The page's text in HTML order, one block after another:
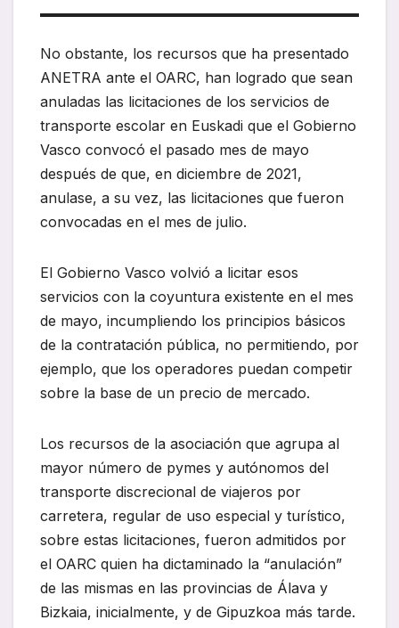
No obstante, los recursos que ha presentado
ANETRA ante el OARC, han logrado que sean
anuladas las licitaciones de los servicios de
transporte escolar en Euskadi que el Gobierno
Vasco convocó el pasado mes de mayo
después de que, en diciembre de 2021,
anulase, a su vez, las licitaciones que fueron
convocadas en el mes de julio.
El Gobierno Vasco volvió a licitar esos
servicios con la coyuntura existente en el mes
de mayo, incumpliendo los principios básicos
de la contratación pública, no permitiendo, por
ejemplo, que los operadores puedan competir
sobre la base de un precio de mercado.
Los recursos de la asociación que agrupa al
mayor número de pymes y autónomos del
transporte discrecional de viajeros por
carretera, regular de uso especial y turístico,
sobre estas licitaciones, fueron admitidos por
el OARC quien ha dictaminado la “anulación”
de las mismas en las provincias de Álava y
Bizkaia, inicialmente, y de Gipuzkoa más tarde.